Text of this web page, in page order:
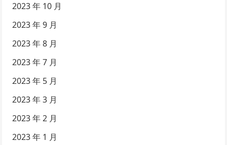
2023 年 10 月
2023 年 9 月
2023 年 8 月
2023 年 7 月
2023 年 5 月
2023 年 3 月
2023 年 2 月
2023 年 1 月